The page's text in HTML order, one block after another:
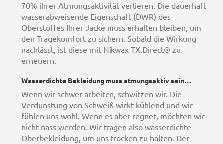
70% ihrer Atmungsaktivität verlieren. Die dauerhaft
wasserabweisende Eigenschaft (DWR) des
Oberstoffes Ihrer Jacke muss erhalten bleiben, um
den Tragekomfort zu sichern. Sobald die Wirkung
nachlässt, ist diese mit Nikwax TX.Direct® zu
erneuern.
Wasserdichte Bekleidung muss atmungsaktiv sein…
Wenn wir schwer arbeiten, schwitzen wir. Die
Verdunstung von Schweiß wirkt kühlend und wir
fühlen uns wohl. Wenn es aber regnet, möchten wir
nicht nass werden. Wir tragen also wasserdichte
Oberbekleidung, um uns trocken zu halten. Der